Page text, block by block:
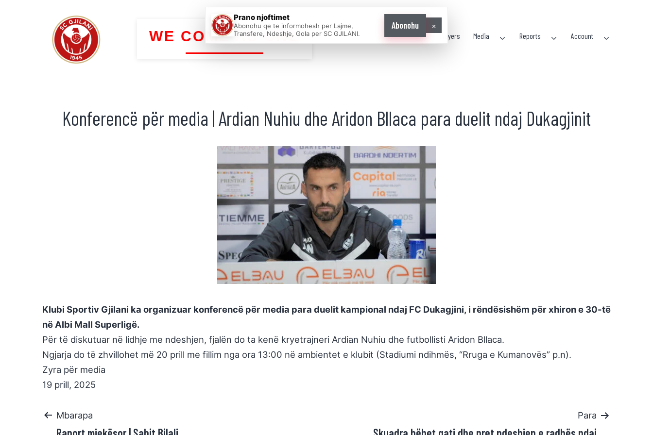
WE COME AS ONE Home News Players Media Reports Account
Konferencë për media | Ardian Nuhiu dhe Aridon Bllaca para duelit ndaj Dukagjinit
Klubi Sportiv Gjilani ka organizuar konferencë për media para duelit kampional ndaj FC Dukagjini, i rëndësishëm për xhiron e 30-të
në Albi Mall Superligë.
Për të diskutuar në lidhje me ndeshjen, fjalën do ta kenë kryetrajneri Ardian Nuhiu dhe futbollisti Aridon Bllaca.
Ngjarja do të zhvillohet më 20 prill me fillim nga ora 13:00 në ambientet e klubit (Stadiumi ndihmës, “Rruga e Kumanovës” p.n).
Zyra për media
19 prill, 2025
Mbarapa Para
Prano njoftimet
Abonohu qe te informohesh per Lajme,
Transfere, Ndeshje, Gola per SC GJILANI.
Abonohu ×